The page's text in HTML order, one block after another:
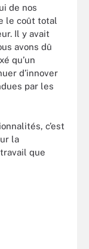
de nos
le coût total
Il y avait
avons dû
qu’un
d’innover
par les
c’est
la
que